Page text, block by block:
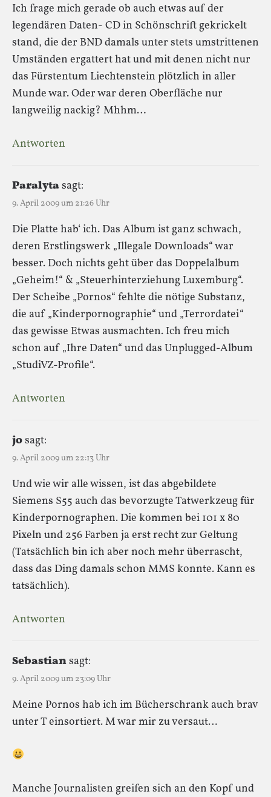
Ich frage mich gerade ob auch etwas auf der
legendären Daten- CD in Schönschrift gekrickelt
stand, die der BND damals unter stets umstrittenen
Umständen ergattert hat und mit denen nicht nur
das Fürstentum Liechtenstein plötzlich in aller
Munde war. Oder war deren Oberfläche nur
langweilig nackig? Mhhm…
Antworten
Paralytasagt:
9. April 2009 um 21:26 Uhr
Die Platte hab‘ ich. Das Album ist ganz schwach,
deren Erstlingswerk „Illegale Downloads“ war
besser. Doch nichts geht über das Doppelalbum
„Geheim!“ & „Steuerhinterziehung Luxemburg“.
Der Scheibe „Pornos“ fehlte die nötige Substanz,
die auf „Kinderpornographie“ und „Terrordatei“
das gewisse Etwas ausmachten. Ich freu mich
schon auf „Ihre Daten“ und das Unplugged-Album
„StudiVZ-Profile“.
Antworten
josagt:
9. April 2009 um 22:13 Uhr
Und wie wir alle wissen, ist das abgebildete
Siemens S55 auch das bevorzugte Tatwerkzeug für
Kinderpornographen. Die kommen bei 101 x 80
Pixeln und 256 Farben ja erst recht zur Geltung
(Tatsächlich bin ich aber noch mehr überrascht,
dass das Ding damals schon MMS konnte. Kann es
tatsächlich).
Antworten
Sebastiansagt:
9. April 2009 um 23:09 Uhr
Meine Pornos hab ich im Bücherschrank auch brav
unter T einsortiert. M war mir zu versaut…
Manche Journalisten greifen sich an den Kopf und